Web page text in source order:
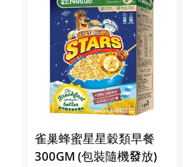
雀巢蜂蜜星星穀類早餐
300GM (包裝隨機發放)